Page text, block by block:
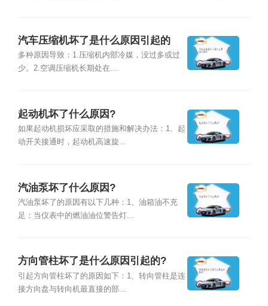
汽车压缩机坏了是什么原因引起的
多种原因导致：1.压缩机内部冷媒，没过多或过
少。2.空调压缩机长期处在...
起动机坏了什么原因?
如果起动机损坏应采取的措施和解决办法：1、起
动开关接通时，起动机高速旋...
汽油泵坏了什么原因?
汽油泵坏了的原因有以下几种：1、油箱油不充
足：当仪表中的燃油油位警告灯...
方向管柱坏了是什么原因引起的?
引起方向管柱坏了的原因如下：1、转向管柱是连
接方向盘与转向机最直接的部...